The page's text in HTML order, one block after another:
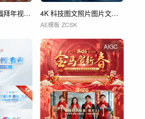
马年春节新年祝福拜年视频框AE模板 A 4K 科技图文照片图片文字展示 01
AE模板 ZCSK
AIGC